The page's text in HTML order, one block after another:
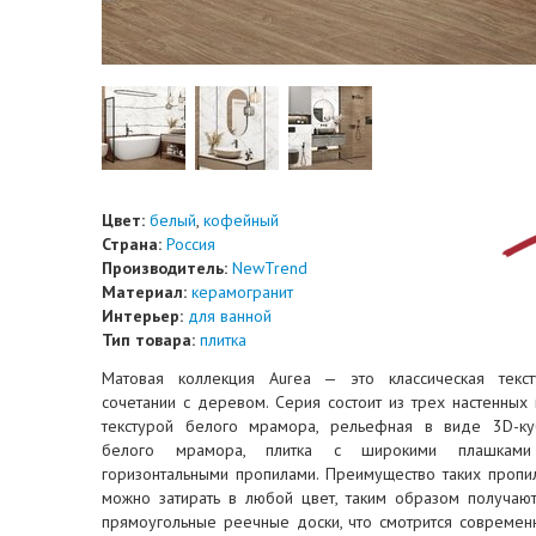
Цвет: белый, кофейный
Страна: Россия
Производитель: NewTrend
Материал: керамогранит
Интерьер: для ванной
Тип товара: плитка
Матовая коллекция Aurea — это классическая
сочетании с деревом. Серия состоит из трех настенных
текстурой белого мрамора, рельефная в виде 3D-
белого мрамора, плитка с широкими
горизонтальными пропилами. Преимущество таких
можно затирать в любой цвет, таким образом
прямоугольные реечные доски, что смотрится